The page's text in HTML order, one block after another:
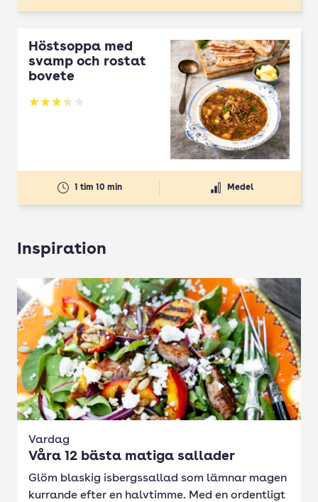
Höstsoppa med
svamp och rostat
bovete
Betyg: 3.33 av 5
1 tim 10 min Medel
Inspiration
Vardag
Våra 12 bästa matiga sallader
Glöm blaskig isbergssallad som lämnar magen
kurrande efter en halvtimme. Med en ordentligt